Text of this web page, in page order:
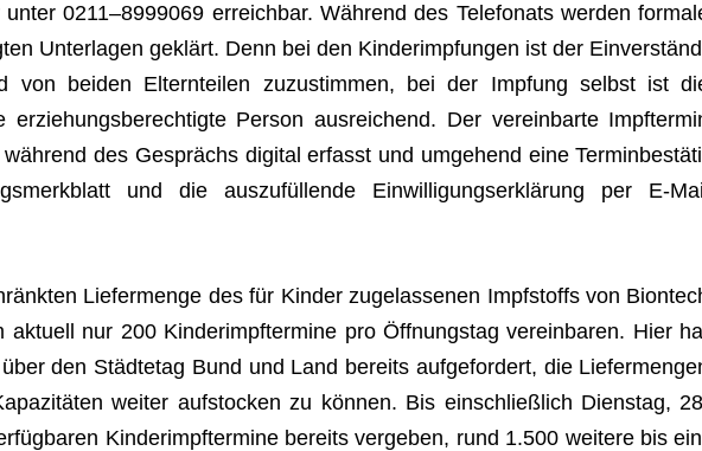
0211–8999069 erreich­bar. Wäh­rend des Tele­fo­nats wer­den
Unter­la­gen geklärt. Denn bei den Kin­der­imp­fun­gen ist der
von bei­den Eltern­tei­len zuzu­stim­men, bei der Imp­fung selbst ist
erzie­hungs­be­rech­tigte Per­son aus­rei­chend. Der ver­ein­barte
des Gesprächs digi­tal erfasst und umge­hend eine
und die aus­zu­fül­lende Ein­wil­li­gungs­er­klä­rung per E‑Mail
Lie­fer­menge des für Kin­der zuge­las­se­nen Impf­stoffs von
aktu­ell nur 200 Kin­der­impf­ter­mine pro Öff­nungs­tag ver­ein­ba­ren. Hier
den Städ­te­tag Bund und Land bereits auf­ge­for­dert, die
wei­ter auf­sto­cken zu kön­nen. Bis ein­schließ­lich Diens­tag,
Kin­der­impf­ter­mine bereits ver­ge­ben, rund 1.500 wei­tere bis